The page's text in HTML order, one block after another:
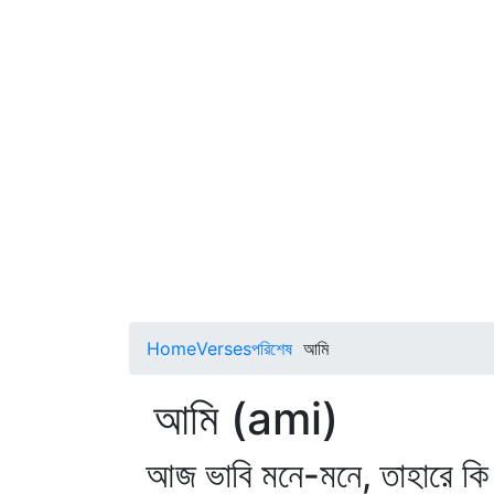
HomeVersesপরিশেষআমি
আমি (ami)
আজ ভাবি মনে-মনে, তাহারে কি